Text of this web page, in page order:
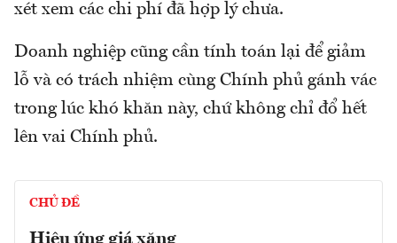
xét xem các chi phí đã hợp lý chưa.
Doanh nghiệp cũng cần tính toán lại để giảm
lỗ và có trách nhiệm cùng Chính phủ gánh vác
trong lúc khó khăn này, chứ không chỉ đổ hết
lên vai Chính phủ.
CHỦ ĐỀ